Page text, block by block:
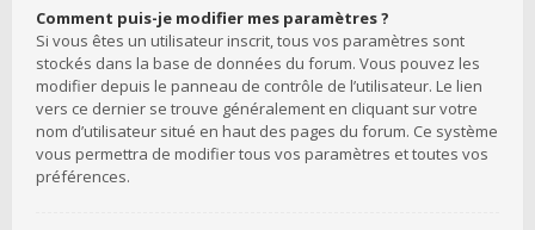
Comment puis-je modifier mes paramètres ?
Si vous êtes un utilisateur inscrit, tous vos paramètres sont
stockés dans la base de données du forum. Vous pouvez les
modifier depuis le panneau de contrôle de l’utilisateur. Le lien
vers ce dernier se trouve généralement en cliquant sur votre
nom d’utilisateur situé en haut des pages du forum. Ce système
vous permettra de modifier tous vos paramètres et toutes vos
préférences.